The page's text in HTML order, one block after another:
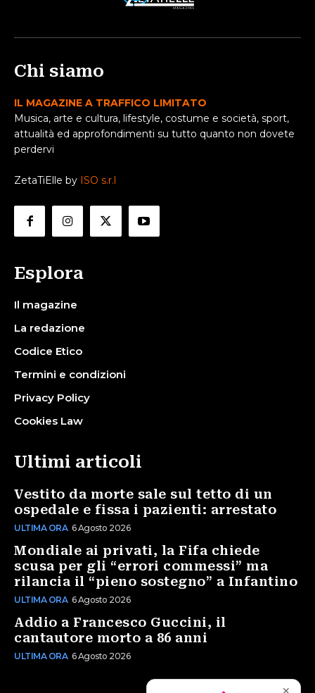
Chi siamo
IL MAGAZINE A TRAFFICO LIMITATO
Musica, arte e cultura, lifestyle, costume e società, sport,
attualità ed approfondimenti su tutto quanto non dovete
perdervi
ZetaTiElle by ISO s.r.l
Esplora
Il magazine
La redazione
Codice Etico
Termini e condizioni
Privacy Policy
Cookies Law
Ultimi articoli
Vestito da morte sale sul tetto di un
ospedale e fissa i pazienti: arrestato
ULTIMA ORA 6 Agosto 2026
Mondiale ai privati, la Fifa chiede
scusa per gli “errori commessi” ma
rilancia il “pieno sostegno” a Infantino
ULTIMA ORA 6 Agosto 2026
Addio a Francesco Guccini, il
cantautore morto a 86 anni
ULTIMA ORA 6 Agosto 2026